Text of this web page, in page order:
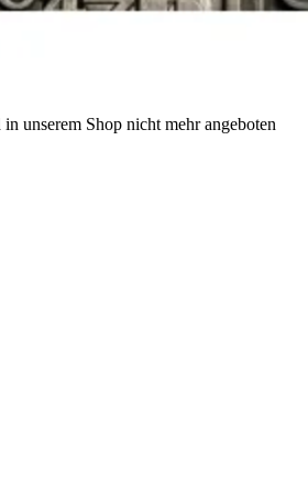
unserem Shop nicht mehr angeboten